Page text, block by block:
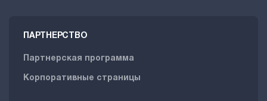
ПАРТНЕРСТВО
Партнерская программа
Корпоративные страницы